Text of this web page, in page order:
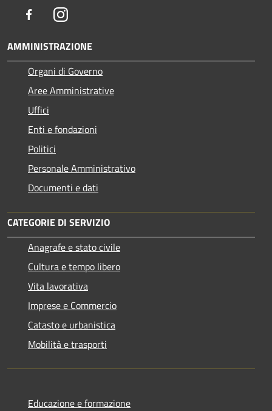
FacebookInstagram
AMMINISTRAZIONE
Organi di Governo
Aree Amministrative
Uffici
Enti e fondazioni
Politici
Personale Amministrativo
Documenti e dati
CATEGORIE DI SERVIZIO
Anagrafe e stato civile
Cultura e tempo libero
Vita lavorativa
Imprese e Commercio
Catasto e urbanistica
Mobilità e trasporti
Educazione e formazione